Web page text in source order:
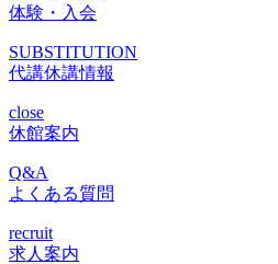
体験・入会
SUBSTITUTION
代講休講情報
close
休館案内
Q&A
よくある質問
recruit
求人案内